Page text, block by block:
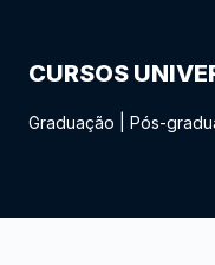
CURSOS
Graduação Pós-